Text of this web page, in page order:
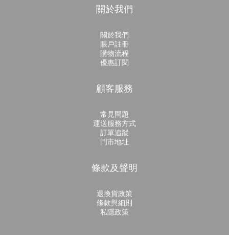
關於我們
關於我們
賬戶註冊
購物流程
優惠訂閱
顧客服務
常見問題
運送服務方式
訂單追蹤
門市地址
條款及聲明
退換貨政策
條款與細則
私隱政策